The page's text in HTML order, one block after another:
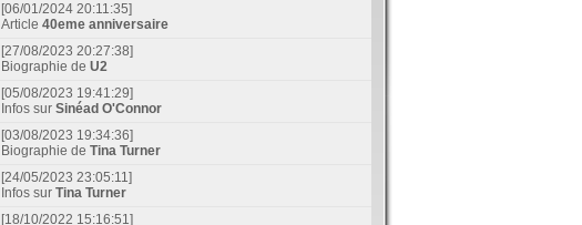
[06/01/2024 20:11:35]
Article 40eme anniversaire
[27/08/2023 20:27:38]
Biographie de U2
[05/08/2023 19:41:29]
Infos sur Sinéad O'Connor
[03/08/2023 19:34:36]
Biographie de Tina Turner
[24/05/2023 23:05:11]
Infos sur Tina Turner
[18/10/2022 15:16:51]